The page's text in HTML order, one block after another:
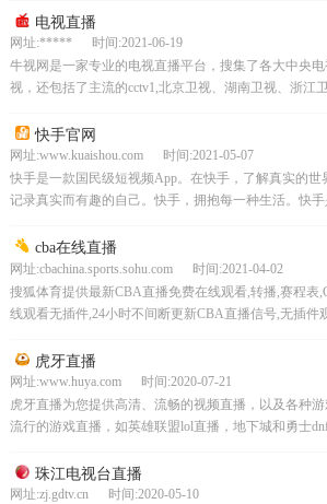
电视直播
网址:***** 时间:2021-06-19
牛视网是一家专业的电视直播平台，搜集了各大中央
视，还包括了主流的cctv1,北京卫视、湖南卫视、浙江
快手官网
网址:www.kuaishou.com 时间:2021-05-07
快手是一款国民级短视频App。在快手，了解真实的世
记录真实而有趣的自己。快手，拥抱每一种生活。快
cba在线直播
网址:cbachina.sports.sohu.com 时间:2021-04-02
搜狐体育提供最新CBA直播免费在线观看,转播,赛程表
线观看无插件,24小时不间断更新CBA直播信号,无插件
虎牙直播
网址:www.huya.com 时间:2020-07-21
虎牙直播为您提供高清、流畅的视频直播，以及各种
流行的游戏直播，如英雄联盟lol直播，地下城和勇士
珠江电视台直播
网址:zj.gdtv.cn 时间:2020-05-10